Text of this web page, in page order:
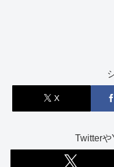
X
Twitter